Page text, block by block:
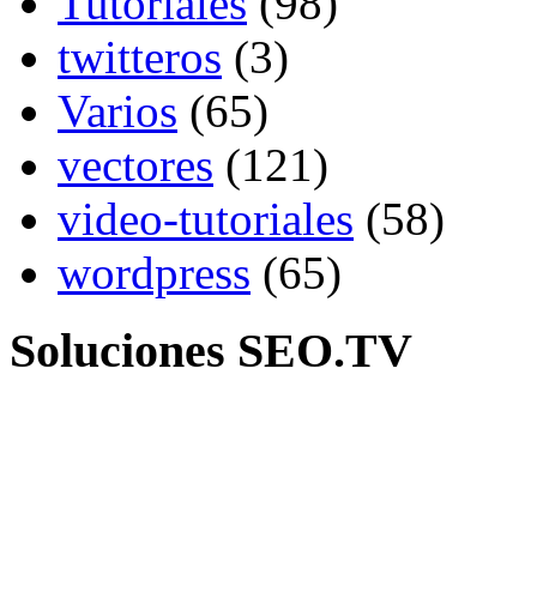
twitteros (3)
Varios (65)
vectores (121)
video-tutoriales (58)
wordpress (65)
Soluciones SEO.TV